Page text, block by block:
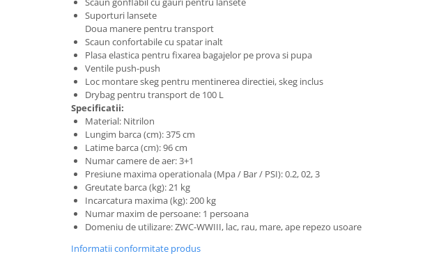
Drybag - Saci impermeabili
Genți și portbagaje de biciclete
Suporturi lansete
Doua manere pentru transport
Scaun confortabile cu spatar inalt
Plasa elastica pentru fixarea bagajelor pe prova si pupa
Ventile push-push
Loc montare skeg pentru mentinerea directiei, skeg inclus
Drybag pentru transport de 100 L
Specificatii:
Material: Nitrilon
Lungim barca (cm): 375 cm
Latime barca (cm): 96 cm
Numar camere de aer: 3+1
Presiune maxima operationala (Mpa / Bar / PSI): 0.2, 02, 3
Greutate barca (kg): 21 kg
Incarcatura maxima (kg): 200 kg
Numar maxim de persoane: 1 persoana
Domeniu de utilizare: ZWC-WWIII, lac, rau, mare, ape repezo usoare
Informatii conformitate produs